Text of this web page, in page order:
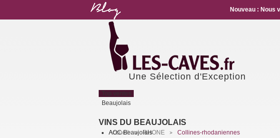
Une Sélection d'Exception
Top ventes
Beaujolais
VINS DU BEAUJOLAIS
AOC Beaujolais
Nouveau : Nous
Accueil
RHONE
Collines-rhodaniennes